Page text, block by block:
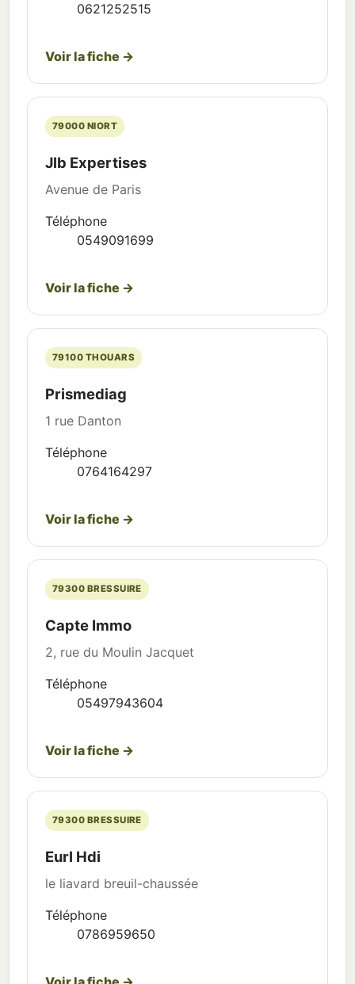
0621252515
Voir la fiche →
79000 NIORT
Jlb Expertises
Avenue de Paris
Téléphone
0549091699
Voir la fiche →
79100 THOUARS
Prismediag
1 rue Danton
Téléphone
0764164297
Voir la fiche →
79300 BRESSUIRE
Capte Immo
2, rue du Moulin Jacquet
Téléphone
05497943604
Voir la fiche →
79300 BRESSUIRE
Eurl Hdi
le liavard breuil-chaussée
Téléphone
0786959650